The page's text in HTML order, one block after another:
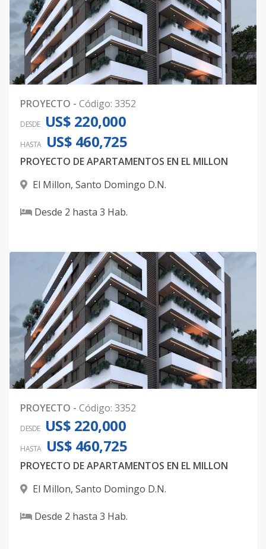
PROYECTO - Código: 3352
DESDE US$ 220,000
HASTA US$ 460,725
PROYECTO DE APARTAMENTOS EN EL MILLON
El Millon, Santo Domingo D.N.
Desde 2 hasta 3 Hab.
PROYECTO - Código: 3352
DESDE US$ 220,000
HASTA US$ 460,725
PROYECTO DE APARTAMENTOS EN EL MILLON
El Millon, Santo Domingo D.N.
Desde 2 hasta 3 Hab.